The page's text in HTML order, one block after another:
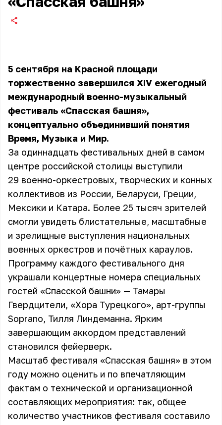
5 сентября на Красной площади
торжественно завершился XIV ежегодный
международный военно-музыкальный
фестиваль «Спасская башня»,
концептуально объединивший понятия
Время, Музыка и Мир.
За одиннадцать фестивальных дней в самом
центре российской столицы выступили
29 военно-оркестровых, творческих и конных
коллективов из России, Беларуси, Греции,
Мексики и Катара. Более 25 тысяч зрителей
смогли увидеть блистательные, масштабные
и зрелищные выступления национальных
военных оркестров и почётных караулов.
Программу каждого фестивального дня
украшали концертные номера специальных
гостей «Спасской башни» — Тамары
Гвердцители, «Хора Турецкого», арт-группы
Soprano, Тилля Линдеманна. Ярким
завершающим аккордом представлений
становился фейерверк.
Масштаб фестиваля «Спасская башня» в этом
году можно оценить и по впечатляющим
фактам о технической и организационной
составляющих мероприятия: так, общее
количество участников фестиваля составило